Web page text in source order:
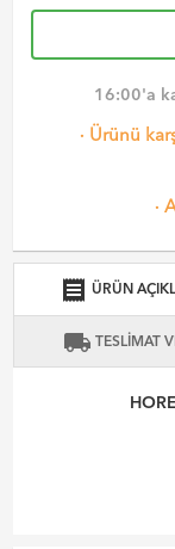
16:00'a
· Ürünü
·
receipt ÜRÜN
local_shipping TESLİMAT